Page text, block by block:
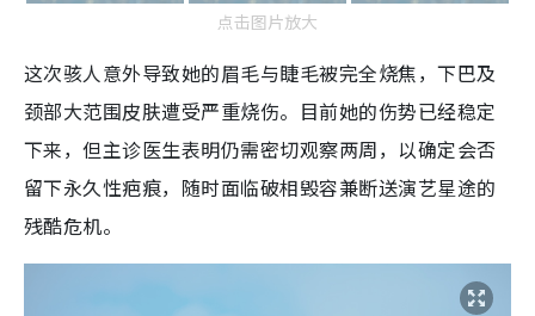
点击图片放大
这次骇人意外导致她的眉毛与睫毛被完全烧焦，下巴及
颈部大范围皮肤遭受严重烧伤。目前她的伤势已经稳定
下来，但主诊医生表明仍需密切观察两周，以确定会否
留下永久性疤痕，随时面临破相毁容兼断送演艺星途的
残酷危机。